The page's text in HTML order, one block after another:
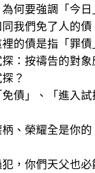
為何要強調「今
同我們免了人的
的債是指「罪債
探：按禱告的對
？
免債」、「進入
柄、榮耀全是你
犯，你們天父也